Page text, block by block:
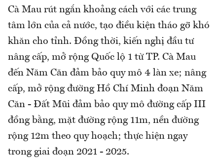
Cà Mau rút ngắn khoảng cách với các trung
tâm lớn của cả nước, tạo điều kiện tháo gỡ khó
khăn cho tỉnh. Đồng thời, kiến nghị đầu tư
nâng cấp, mở rộng Quốc lộ 1 từ TP. Cà Mau
đến Năm Căn đảm bảo quy mô 4 làn xe; nâng
cấp, mở rộng đường Hồ Chí Minh đoạn Năm
Căn - Đất Mũi đảm bảo quy mô đường cấp III
đồng bằng, mặt đường rộng 11m, nền đường
rộng 12m theo quy hoạch; thực hiện ngay
trong giai đoạn 2021 - 2025.